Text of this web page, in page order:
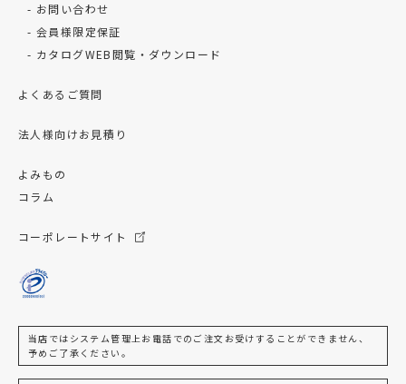
お問い合わせ
会員様限定保証
カタログWEB閲覧・ダウンロード
よくあるご質問
法人様向けお見積り
よみもの
コラム
コーポレートサイト
当店ではシステム管理上お電話でのご注文お受けすることができません、
予めご了承ください。